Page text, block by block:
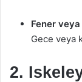
Fener
Gece veya
2.